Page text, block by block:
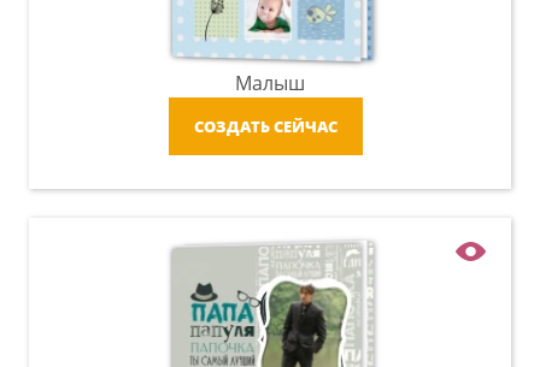
Малыш
СОЗДАТЬ СЕЙЧАС